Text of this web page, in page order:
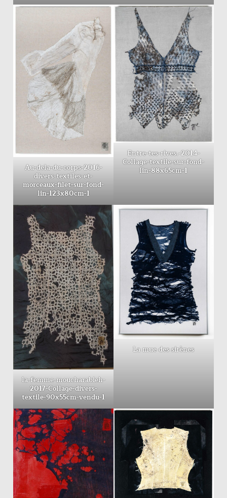
Au-dela-du-corps-2016-
divers-textiles-et-
morceaux-filet-sur-fond-
lin-123x80cm-1
Entre-tes-rives.-2014-
Collage-textile-sur-fond-
lin-88x65cm-1
la-femme-moucharabieh-
2017-Collage-divers-
textile-90x55cm-vendu-1
La mue des sirènes